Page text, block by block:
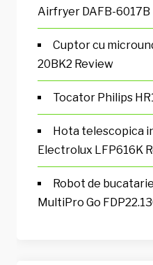
Airfryer DAFB-6017B
Cuptor cu
20BK2 Review
Tocator Philips
Hota telescopica
Electrolux LFP616K
Robot de
MultiPro Go